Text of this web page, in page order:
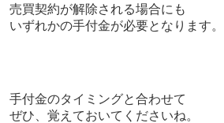
売買契約が解除される場合にも
いずれかの手付金が必要となります。
手付金のタイミングと合わせて
ぜひ、覚えておいてくださいね。